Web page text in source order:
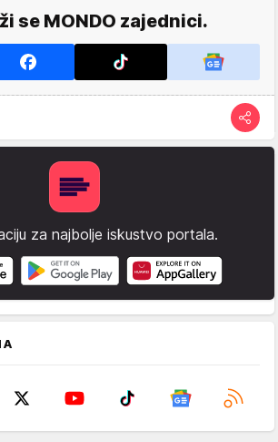
se MONDO zajednici.
za najbolje iskustvo portala.